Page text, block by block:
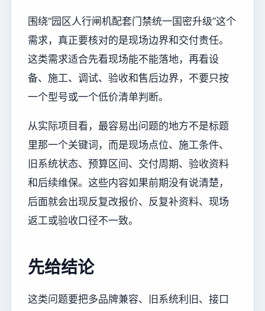
围绕“园区人行闸机配套门禁统一国密升级”这个
需求，真正要核对的是现场边界和交付责任。
这类需求适合先看现场能不能落地，再看设
备、施工、调试、验收和售后边界，不要只按
一个型号或一个低价清单判断。
从实际项目看，最容易出问题的地方不是标题
里那一个关键词，而是现场点位、施工条件、
旧系统状态、预算区间、交付周期、验收资料
和后续维保。这些内容如果前期没有说清楚，
后面就会出现反复改报价、反复补资料、现场
返工或验收口径不一致。
先给结论
这类问题要把多品牌兼容、旧系统利旧、接口